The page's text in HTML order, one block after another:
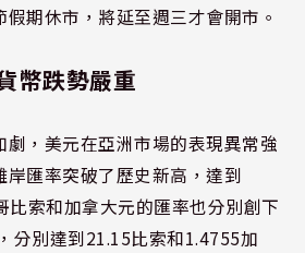
期休市，將延至週三才會開市。
幣跌勢嚴重
劇，美元在亞洲市場的表現異常強
匯率突破了歷史新高，達到
比索和加拿大元的匯率也分別創下
分別達到21.15比索和1.4755加